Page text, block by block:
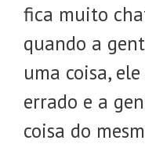
fica muito
quando a
uma coisa,
errado e a
coisa do